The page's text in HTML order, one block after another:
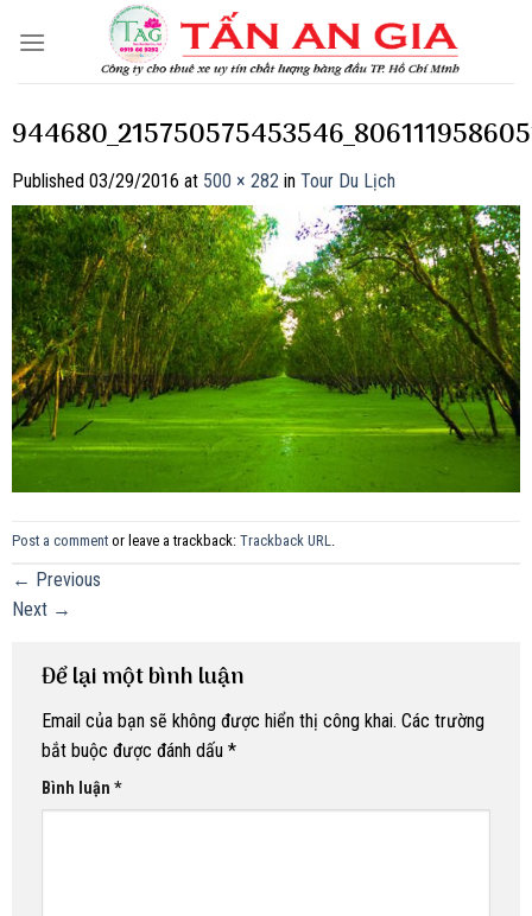
Published 03/29/2016 at 500 × 282 in Tour Du Lịch
Post a comment or leave a trackback: Trackback URL
← Previous
Next →
Để lại một bình luận
Email của bạn sẽ không được hiển thị công khai. Các trường
bắt buộc được đánh dấu *
Bình luận *